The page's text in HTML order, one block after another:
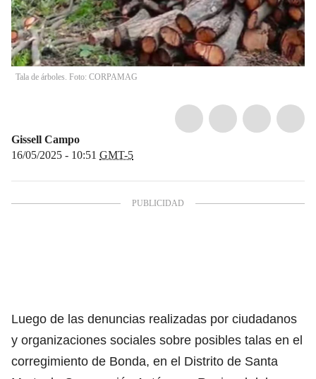
Tala de árboles. Foto: CORPAMAG
Gissell Campo
16/05/2025 - 10:51 GMT-5
Luego de las denuncias realizadas por ciudadanos
y organizaciones sociales sobre posibles talas en el
corregimiento de Bonda, en el Distrito de Santa